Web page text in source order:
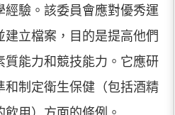
驗。該委員會應對優秀運
立檔案，目的是提高他們
質能力和競技能力。它應研
和制定衛生保健（包括酒精